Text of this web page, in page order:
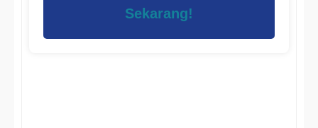
Sekarang!